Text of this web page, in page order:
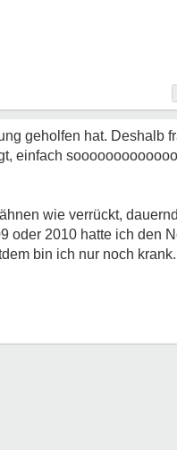
geholfen hat. Deshalb
einfach
wie verrückt,
oder 2010 hatte ich den
bin ich nur noch krank.